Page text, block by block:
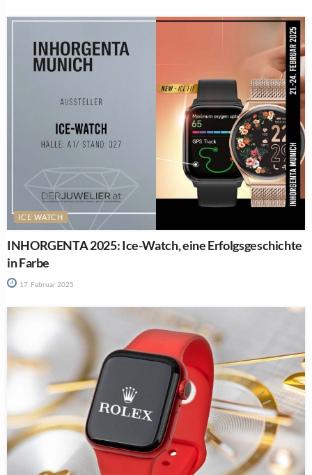
ICE WATCH
INHORGENTA 2025: Ice-Watch, eine Erfolgsgeschichte
in Farbe
17. Februar 2025